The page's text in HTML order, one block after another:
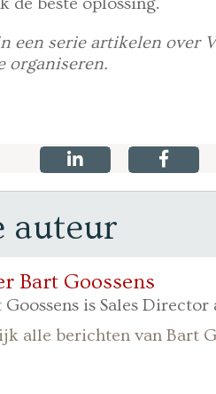
een serie artikelen over
organiseren.
auteur
Bart Goossens
Goossens is Sales Director
alle berichten van Bart